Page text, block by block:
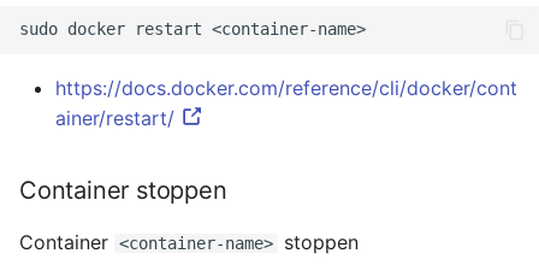
sudo docker restart
https://docs.docker.com/reference/cli/docker/cont
ainer/restart/
Container stoppen
Container <container-name> stoppen